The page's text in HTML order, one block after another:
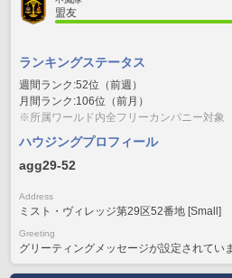
盟友
ランキングステータス
週間ランク:52位（前週）
月間ランク:106位（前月）
※所属ワールド内全フリーカンパニー対象
ハウジングプロフィール
agg29-52
Address
ミスト・ヴィレッジ第29区52番地 [Small]
Greeting
グリーティングメッセージが設定されてい